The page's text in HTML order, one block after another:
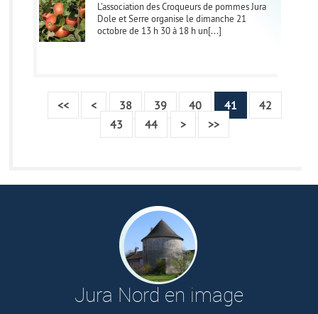
L'association des Croqueurs de pommes Jura
Dole et Serre organise le dimanche 21
octobre de 13 h 30 à 18 h un[...]
<< < 38 39 40 41
42
43
44 > >>
Jura Nord en image